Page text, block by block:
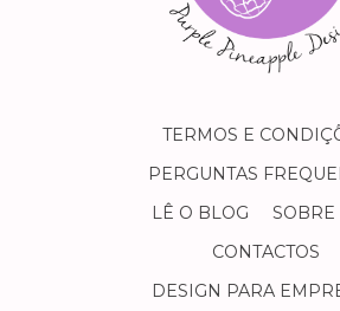
TERMOS E
PERGUNTAS
LÊ O BLOG
SOBRE
CONTACTOS
DESIGN PARA